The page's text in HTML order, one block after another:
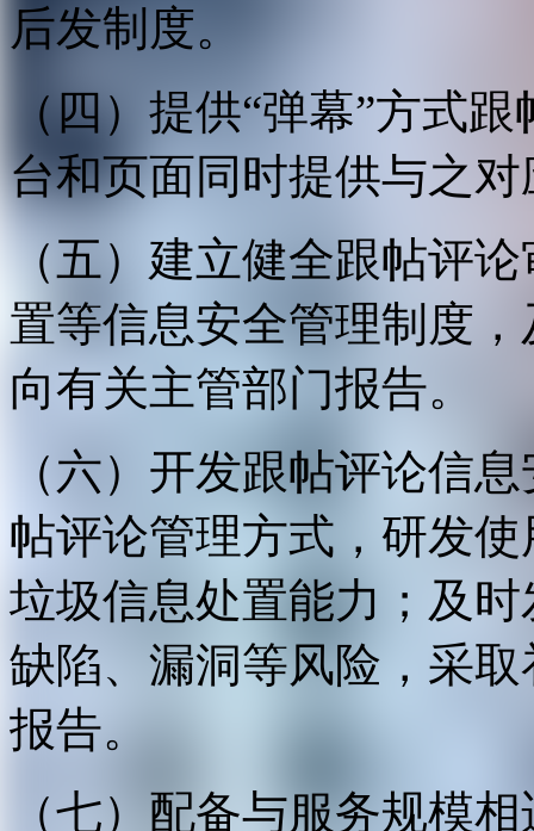
后发制度。
（四）提供“弹幕”方式
台和页面同时提供与之
（五）建立健全跟帖评
置等信息安全管理制度
向有关主管部门报告。
（六）开发跟帖评论信
帖评论管理方式，研发
垃圾信息处置能力；及
缺陷、漏洞等风险，采
报告。
（七）配备与服务规模